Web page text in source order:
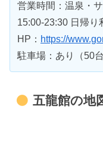
営業時間：温泉・
15:00-23:30 日帰り
HP： https://
駐車場：あり（50台
五龍館の地